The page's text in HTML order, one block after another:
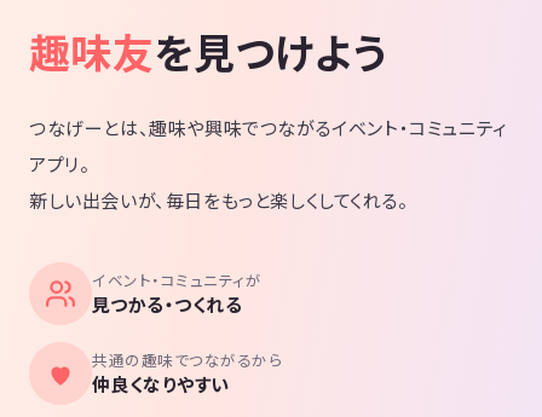
趣味友を見つけよう
つなげーとは、趣味や興味でつながるイベント・コミュニティ
アプリ。
新しい出会いが、毎日をもっと楽しくしてくれる。
イベント・コミュニティが
見つかる・つくれる
共通の趣味でつながるから
仲良くなりやすい